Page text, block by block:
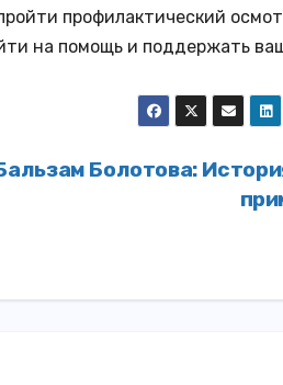
профилактический
на помощь и поддержать
Болотова: